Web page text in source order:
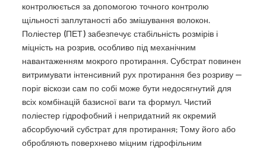
контролюється за допомогою точного контролю
щільності заплутаності або змішування волокон.
Поліестер (ПЕТ) забезпечує стабільність розмірів і
міцність на розрив, особливо під механічним
навантаженням мокрого протирання. Субстрат повинен
витримувати інтенсивний рух протирання без розриву —
поріг віскози сам по собі може бути недосягнутий для
всіх комбінацій базисної ваги та формул. Чистий
поліестер гідрофобний і непридатний як окремий
абсорбуючий субстрат для протирання; Тому його або
обробляють поверхнево міцним гідрофільним